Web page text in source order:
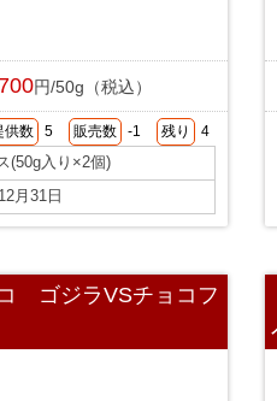
円/50g（税込）
供数 5 販売数 -1 残り 4
ス(50g入り×2個)
月31日
ゴジラVSチョコフ